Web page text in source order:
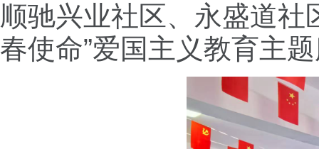
顺驰兴业社区、永盛道社
春使命”爱国主义教育主